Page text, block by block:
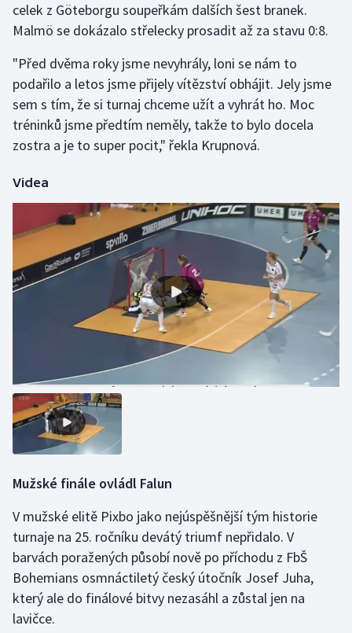
Judo
Krasobruslení
Lezení
Moderní pětiboj
Motorsport
Olympijské hry
Parasport
Plážový volejbal
Ragby
Rychlobruslení
Rychlostní kanoistika
Short track
Sportovní střelba
Stolní tenis
celek z Göteborgu soupeřkám dalších šest branek.
Malmö se dokázalo střelecky prosadit až za stavu 0:8.
"Před dvěma roky jsme nevyhrály, loni se nám to
podařilo a letos jsme přijely vítězství obhájit. Jely jsme
sem s tím, že si turnaj chceme užít a vyhrát ho. Moc
tréninků jsme předtím neměly, takže to bylo docela
zostra a je to super pocit," řekla Krupnová.
Videa
Mužské finále ovládl Falun
V mužské elitě Pixbo jako nejúspěšnější tým historie
turnaje na 25. ročníku devátý triumf nepřidalo. V
barvách poražených působí nově po příchodu z FbŠ
Bohemians osmnáctiletý český útočník Josef Juha,
který ale do finálové bitvy nezasáhl a zůstal jen na
lavičce.